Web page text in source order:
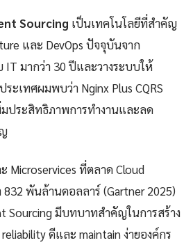
Sourcing เป็นเทคโนโลยีที่สำคัญ
และ DevOps ปัจจุบันจาก
มากว่า 30 ปีและวางระบบให้
ะเทศผมพบว่า Nginx Plus CQRS
มประสิทธิภาพการทำงานและลด
Microservices ที่ตลาด Cloud
พันล้านดอลลาร์ (Gartner 2025)
Sourcing มีบทบาทสำคัญในการสร้าง
ดีและ maintain ง่ายองค์กร